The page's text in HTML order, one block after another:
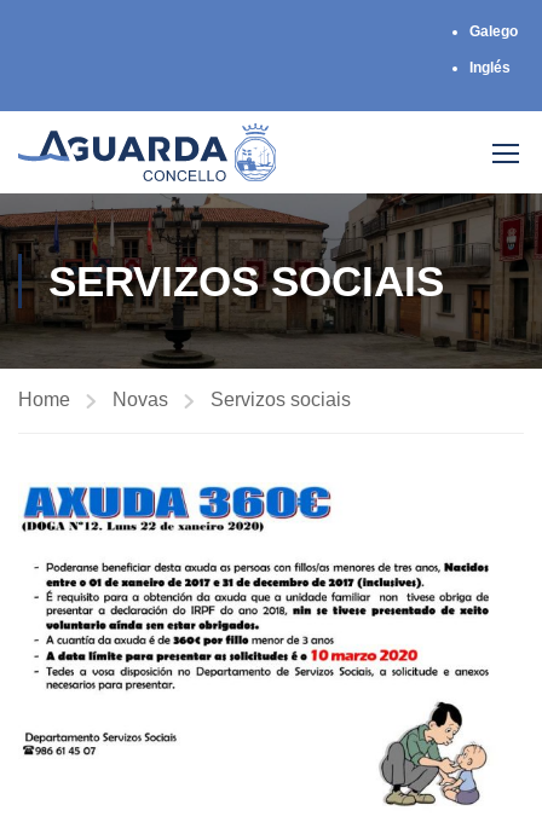
Galego
Inglés
SERVIZOS SOCIAIS
Home Novas Servizos sociais